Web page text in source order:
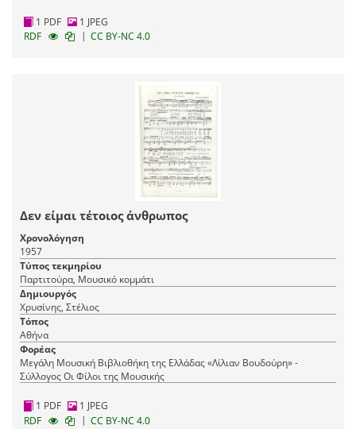
1 PDF
1 JPEG
RDF
| CC BY-NC 4.0
Δεν είμαι τέτοιος άνθρωπος
Χρονολόγηση
1957
Τύπος τεκμηρίου
Παρτιτούρα, Μουσικό κομμάτι
Δημιουργός
Χρυσίνης, Στέλιος
Τόπος
Αθήνα
Φορέας
Μεγάλη Μουσική Βιβλιοθήκη της Ελλάδας «Λίλιαν Βουδούρη» -
Σύλλογος Οι Φίλοι της Μουσικής
1 PDF
1 JPEG
RDF
| CC BY-NC 4.0